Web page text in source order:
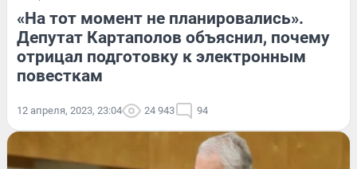
«На тот момент не планировались».
Депутат Картаполов объяснил, почему
отрицал подготовку к электронным
повесткам
12 апреля, 2023, 23:04 24 943 94